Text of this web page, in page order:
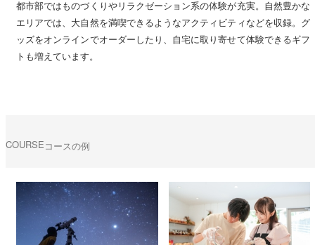
都市部ではものづくりやリラクゼーション系の体験が充実。自然豊かな
エリアでは、大自然を満喫できるようなアクティビティなどを収録。グ
ッズをオンラインでオーダーしたり、自宅に取り寄せて体験できるギフ
トも増えています。
COURSEコースの例